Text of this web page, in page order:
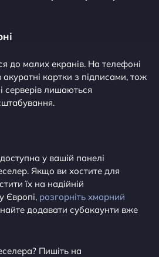
до малих екранів. На телефоні
картки з підписами, тож
серверів лишаються
у вашій панелі
Якщо ви хостите для
їх на надійній
Європі, розгорніть хмарний
додавати субакаунти вже
Пишіть на